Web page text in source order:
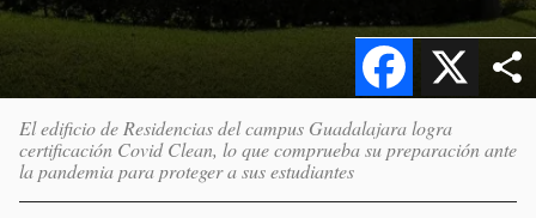
X
Facebook
El edificio de Residencias del campus Guadalajara logra
certificación Covid Clean, lo que comprueba su preparación ante
la pandemia para proteger a sus estudiantes